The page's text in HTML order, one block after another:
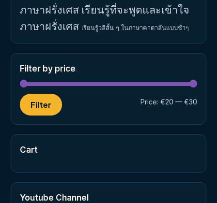
ภาษาฝรั่งเศส เรียนรู้ที่จะพูดและเข้าใจ
ภาษาฝรั่งเศส เรียนรู้วลีสั้น ๆ ในภาษาคาตาลันแบบช้าๆ
Filter by price
Filter Price: €20 — €30
Cart
Youtube Channel